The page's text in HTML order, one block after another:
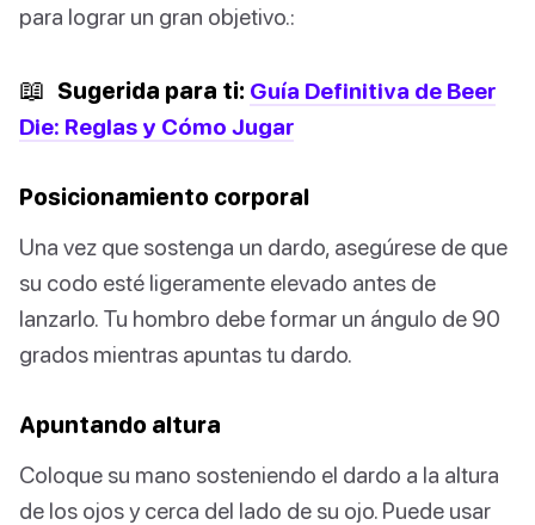
para lograr un gran objetivo.:
📖 Sugerida para ti: Guía Definitiva de Beer
Die: Reglas y Cómo Jugar
Posicionamiento corporal
Una vez que sostenga un dardo, asegúrese de que
su codo esté ligeramente elevado antes de
lanzarlo. Tu hombro debe formar un ángulo de 90
grados mientras apuntas tu dardo.
Apuntando altura
Coloque su mano sosteniendo el dardo a la altura
de los ojos y cerca del lado de su ojo. Puede usar